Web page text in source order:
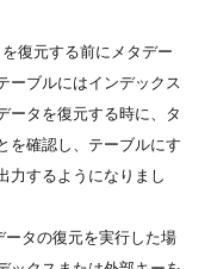
元する前にメタデー
ーブルにはインデックス
ータを復元する時に、タ
を確認し、テーブルにす
力するようになりまし
の復元を実行した場